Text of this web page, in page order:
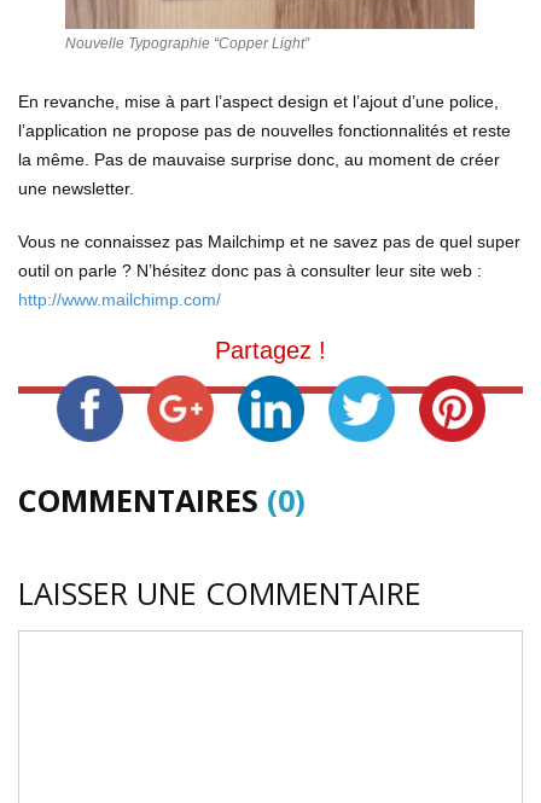
Nouvelle Typographie “Copper Light”
En revanche, mise à part l’aspect design et l’ajout d’une police,
l’application ne propose pas de nouvelles fonctionnalités et reste
la même. Pas de mauvaise surprise donc, au moment de créer
une newsletter.
Vous ne connaissez pas Mailchimp et ne savez pas de quel super
outil on parle ? N’hésitez donc pas à consulter leur site web :
http://www.mailchimp.com/
Partagez !
COMMENTAIRES (0)
LAISSER UNE COMMENTAIRE